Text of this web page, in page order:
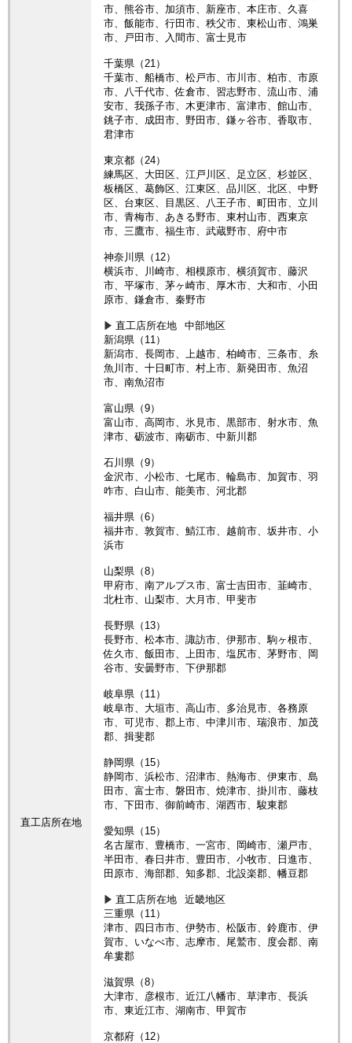
直工店所在地
市、熊谷市、加須市、新座市、本庄市、久喜
市、飯能市、行田市、秩父市、東松山市、鴻巣
市、戸田市、入間市、富士見市
千葉県（21）
千葉市、船橋市、松戸市、市川市、柏市、市原
市、八千代市、佐倉市、習志野市、流山市、浦
安市、我孫子市、木更津市、富津市、館山市、
銚子市、成田市、野田市、鎌ヶ谷市、香取市、
君津市
東京都（24）
練馬区、大田区、江戸川区、足立区、杉並区、
板橋区、葛飾区、江東区、品川区、北区、中野
区、台東区、目黒区、八王子市、町田市、立川
市、青梅市、あきる野市、東村山市、西東京
市、三鷹市、福生市、武蔵野市、府中市
神奈川県（12）
横浜市、川崎市、相模原市、横須賀市、藤沢
市、平塚市、茅ヶ崎市、厚木市、大和市、小田
原市、鎌倉市、秦野市
直工店所在地
中部地区
新潟県（11）
新潟市、長岡市、上越市、柏崎市、三条市、糸
魚川市、十日町市、村上市、新発田市、魚沼
市、南魚沼市
富山県（9）
富山市、高岡市、氷見市、黒部市、射水市、魚
津市、砺波市、南砺市、中新川郡
石川県（9）
金沢市、小松市、七尾市、輪島市、加賀市、羽
咋市、白山市、能美市、河北郡
福井県（6）
福井市、敦賀市、鯖江市、越前市、坂井市、小
浜市
山梨県（8）
甲府市、南アルプス市、富士吉田市、韮崎市、
北杜市、山梨市、大月市、甲斐市
長野県（13）
長野市、松本市、諏訪市、伊那市、駒ヶ根市、
佐久市、飯田市、上田市、塩尻市、茅野市、岡
谷市、安曇野市、下伊那郡
岐阜県（11）
岐阜市、大垣市、高山市、多治見市、各務原
市、可児市、郡上市、中津川市、瑞浪市、加茂
郡、揖斐郡
静岡県（15）
静岡市、浜松市、沼津市、熱海市、伊東市、島
田市、富士市、磐田市、焼津市、掛川市、藤枝
市、下田市、御前崎市、湖西市、駿東郡
愛知県（15）
名古屋市、豊橋市、一宮市、岡崎市、瀬戸市、
半田市、春日井市、豊田市、小牧市、日進市、
田原市、海部郡、知多郡、北設楽郡、幡豆郡
直工店所在地
近畿地区
三重県（11）
津市、四日市市、伊勢市、松阪市、鈴鹿市、伊
賀市、いなべ市、志摩市、尾鷲市、度会郡、南
牟婁郡
滋賀県（8）
大津市、彦根市、近江八幡市、草津市、長浜
市、東近江市、湖南市、甲賀市
京都府（12）